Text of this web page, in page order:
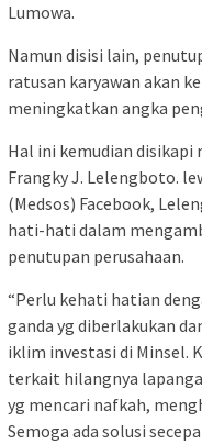
Lumowa.
Namun disisi lain,
ratusan karyawan akan
meningkatkan angka
Hal ini kemudian disikapi
Frangky J. Lelengboto.
(Medsos) Facebook,
hati-hati dalam
penutupan perusahaan.
“Perlu kehati hatian
ganda yg diberlakukan
iklim investasi di Minsel.
terkait hilangnya
yg mencari nafkah,
Semoga ada solusi